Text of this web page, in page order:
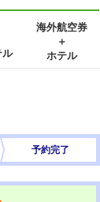
ル
海外航空券
＋
ホテル
予約完了